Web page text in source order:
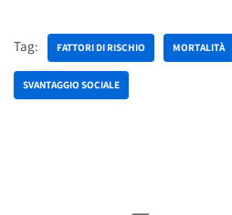
Tag: FATTORI DI RISCHIO MORTALITÀ
SVANTAGGIO SOCIALE